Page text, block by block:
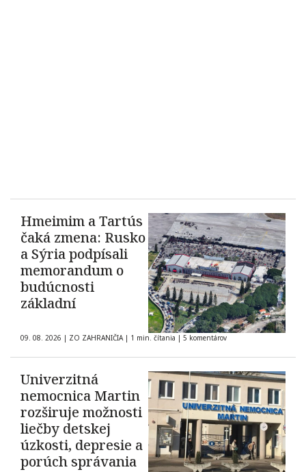
Hmeimim a Tartús
čaká zmena: Rusko
a Sýria podpísali
memorandum o
budúcnosti
základní
09. 08. 2026 | ZO ZAHRANIČIA | 1 min. čítania | 5 komentárov
Univerzitná
nemocnica Martin
rozširuje možnosti
liečby detskej
úzkosti, depresie a
porúch správania